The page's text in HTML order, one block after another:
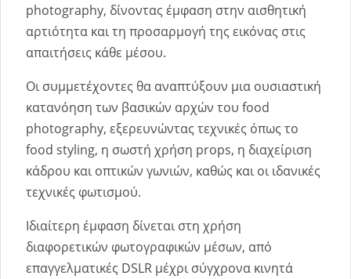
photography, δίνοντας έμφαση στην αισθητική
αρτιότητα και τη προσαρμογή της εικόνας στις
απαιτήσεις κάθε μέσου.
Οι συμμετέχοντες θα αναπτύξουν μια ουσιαστική
κατανόηση των βασικών αρχών του food
photography, εξερευνώντας τεχνικές όπως το
food styling, η σωστή χρήση props, η διαχείριση
κάδρου και οπτικών γωνιών, καθώς και οι ιδανικές
τεχνικές φωτισμού.
Ιδιαίτερη έμφαση δίνεται στη χρήση
διαφορετικών φωτογραφικών μέσων, από
επαγγελματικές DSLR μέχρι σύγχρονα κινητά